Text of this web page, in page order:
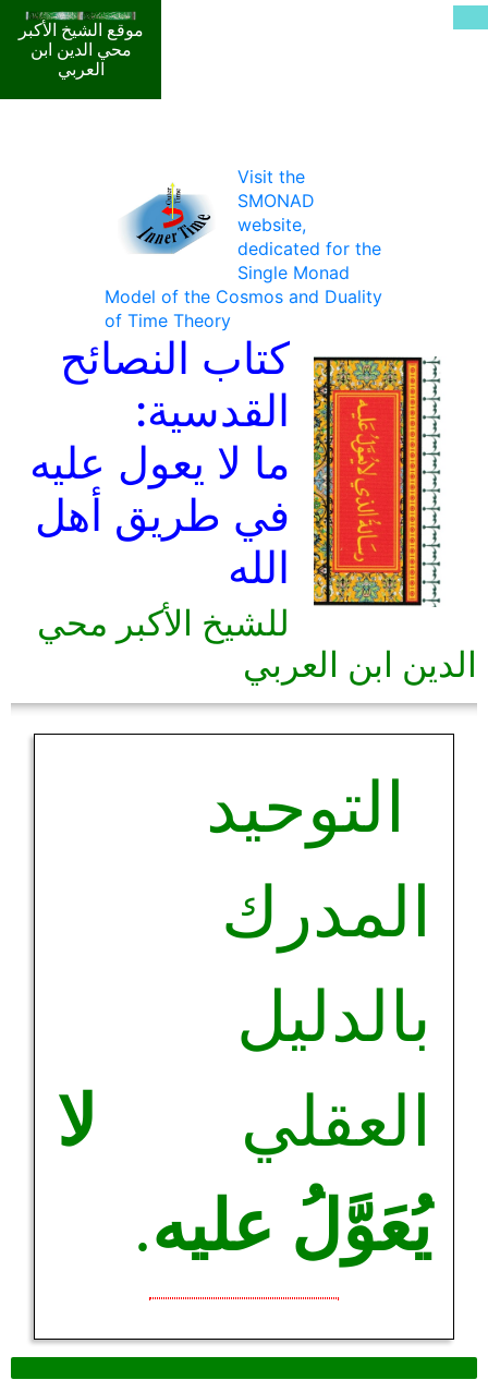
موقع الشيخ الأكبر
محي الدين ابن
العربي
Visit the
SMONAD
website,
dedicated for the
Single Monad
Model of the Cosmos and Duality
of Time Theory
كتاب النصائح
القدسية:
ما لا يعول عليه
في طريق أهل
الله
للشيخ الأكبر محي
الدين ابن العربي
التوحيد
المدرك
بالدليل
العقلي لا
يُعَوَّلُ عليه.